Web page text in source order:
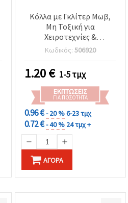
Κόλλα με Γκλίτερ Μωβ,
Μη Τοξική για
Χειροτεχνίες &
Διακόσμηση, 50 ml
Κωδικός: 506920
1.20€ 1-5 τμχ
ΕΚΠΤΏΣΕΙΣ
ΓΙΑ ΠΟΣΌΤΗΤΑ
0.96 €- 20 %6-23 τμχ
0.72 €- 40 % 24 τμχ +
ΑΓΟΡΆ